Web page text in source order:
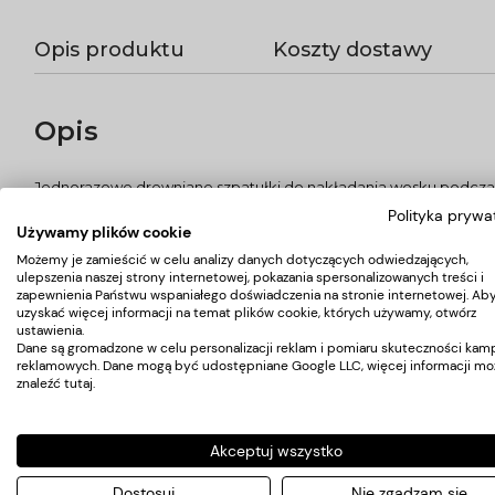
Opis produktu Koszty dostawy
Opis
Jednorazowe drewniane szpatułki do nakładania wosku
- ilość 100 szt.
- do depilacji woskiem, pastą cukrową,
- do parafiny, masek kosmetycznych
Bardzo wygodne do pracy precyzyjnej np. przy wąsiku.
Koszty dostawy
Polityka
Używamy plików cookie
Możemy je zamieścić w celu analizy danych dotyczących odwiedzających,
ulepszenia naszej strony internetowej, pokazania spersonalizowanych treści i
zapewnienia Państwu wspaniałego doświadczenia na stronie internetowej.
uzyskać więcej informacji na temat plików cookie, których używamy, otwórz
ustawienia.
Dane są gromadzone w celu personalizacji reklam i pomiaru skuteczności
reklamowych. Dane mogą być udostępniane Google LLC, więcej informacji
znaleźć tutaj.
Akceptuj wszystko